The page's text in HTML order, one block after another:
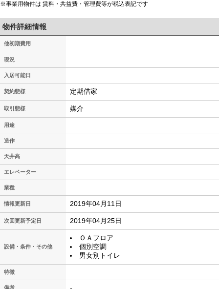
※事業用物件は 賃料・共益費・管理費等が税込表記です
物件詳細情報
他初期費用
現況
入居可能日
契約態様 定期借家
取引態様 媒介
用途
造作
天井高
エレベーター
業種
情報更新日 2019年04月11日
次回更新予定日 2019年04月25日
設備・条件・その他
ＯＡフロア
個別空調
男女別トイレ
特徴
備考